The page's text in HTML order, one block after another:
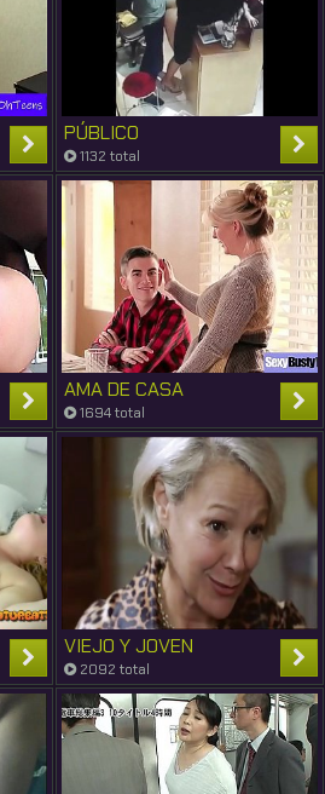
PÚBLICO
1132 total
AMA DE CASA
1694 total
VIEJO Y JOVEN
2092 total